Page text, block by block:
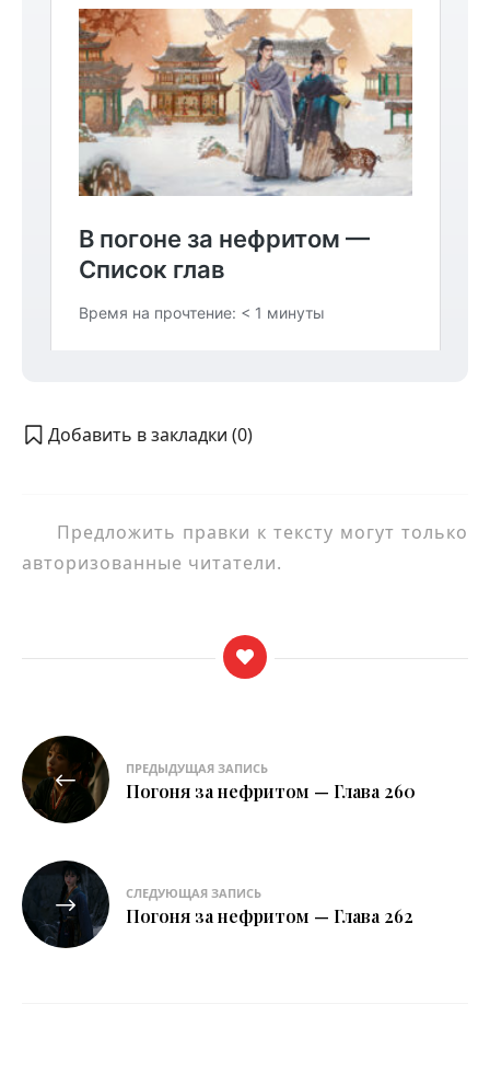
Добавить в закладки (0)
Предложить правки к тексту могут только
авторизованные читатели.
Навигация
по
записям
ПРЕДЫДУЩАЯ ЗАПИСЬ
Погоня за нефритом — Глава 260
СЛЕДУЮЩАЯ ЗАПИСЬ
Погоня за нефритом — Глава 262